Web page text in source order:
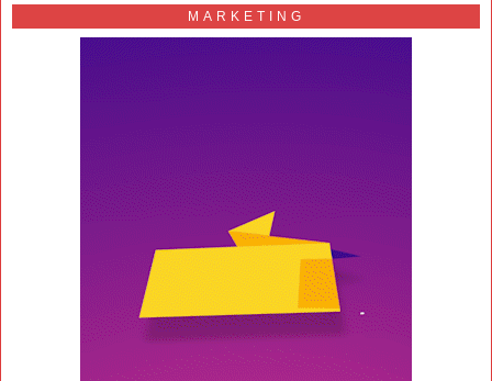
MARKETING